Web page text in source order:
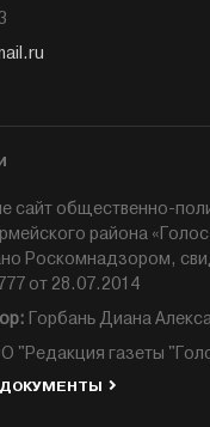
сайт общественно-
района
Роскомнадзором,
от 28.07.2014
Горбань Диана
"Редакция газеты